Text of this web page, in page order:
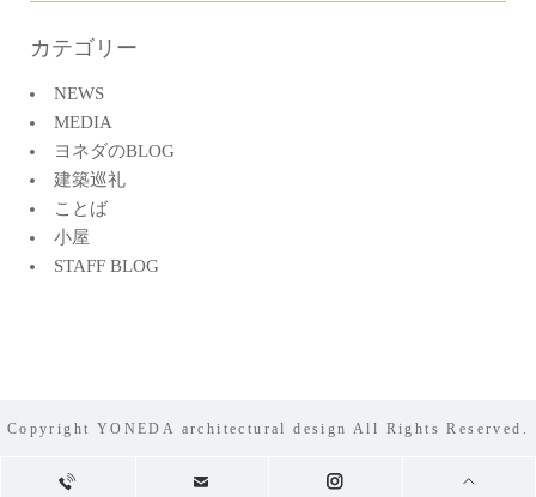
カテゴリー
NEWS
MEDIA
ヨネダのBLOG
建築巡礼
ことば
小屋
STAFF BLOG
Copyright YONEDA architectural design All Rights Reserved.